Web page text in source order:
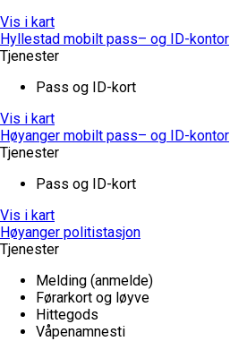
Vis i kart
Hyllestad mobilt pass– og ID-kontor
Tjenester
Pass og ID-kort
Vis i kart
Høyanger mobilt pass– og ID-kontor
Tjenester
Pass og ID-kort
Vis i kart
Høyanger politistasjon
Tjenester
Melding (anmelde)
Førarkort og løyve
Hittegods
Våpenamnesti